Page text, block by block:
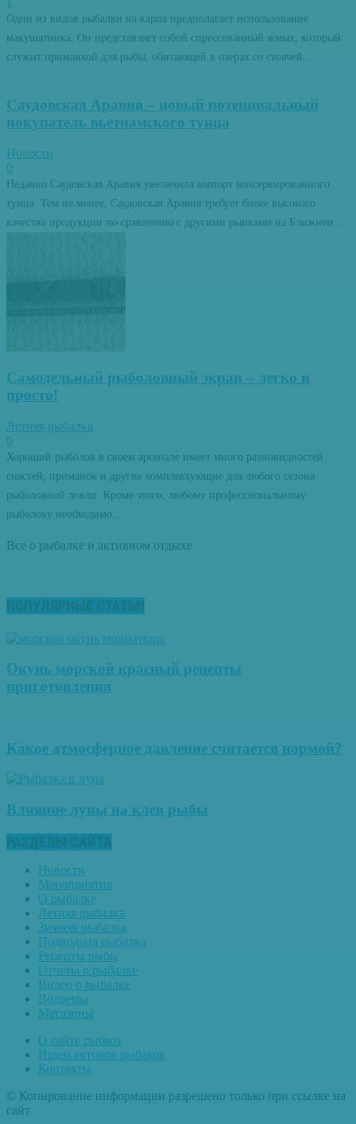
Один из видов рыбалки на карпа предполагает использование
макушатника. Он представляет собой спрессованный жмых, который
служит приманкой для рыбы, обитающей в озерах со стоячей...
Саудовская Аравия – новый потенциальный
покупатель вьетнамского тунца
Новости
0
Недавно Саудовская Аравия увеличила импорт консервированного
тунца. Тем не менее, Саудовская Аравия требует более высокого
качества продукции по сравнению с другими рынками на Ближнем...
Самодельный рыболовный экран – легко и
просто!
Летняя рыбалка
0
Хороший рыболов в своем арсенале имеет много разновидностей
снастей, приманок и другие комплектующие для любого сезона
рыболовной ловли. Кроме этого, любому профессиональному
рыболову необходимо...
Все о рыбалке и активном отдыхе
ПОПУЛЯРНЫЕ СТАТЬИ
Окунь морской красный рецепты
приготовления
Какое атмосферное давление считается нормой?
Влияние луны на клев рыбы
РАЗДЕЛЫ САЙТА
Новости
Мероприятия
О рыбалке
Летняя рыбалка
Зимняя рыбалка
Подводная рыбалка
Рецепты рыбы
Отчеты о рыбалке
Видео о рыбалке
Водоемы
Магазины
О сайте рыбхоз
Ищем авторов рыбаков
Контакты
© Копирование информации разрешено только при ссылке на
сайт